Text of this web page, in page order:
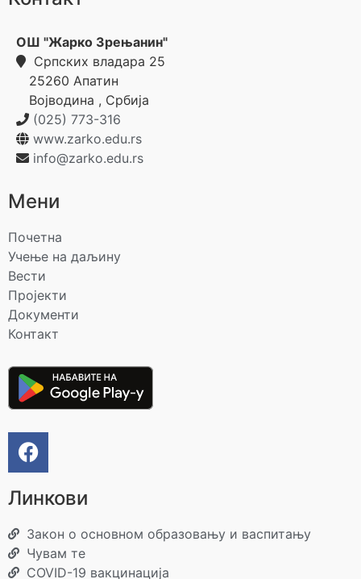
ОШ "Жарко Зрењанин"
Српских владара 25
25260 Апатин
Војводина , Србија
(025) 773-316
www.zarko.edu.rs
info@zarko.edu.rs
Мени
Почетна
Учење на даљину
Вести
Пројекти
Документи
Контакт
Линкови
Закон о основном образовању и васпитању
Чувам те
COVID-19 вакцинација